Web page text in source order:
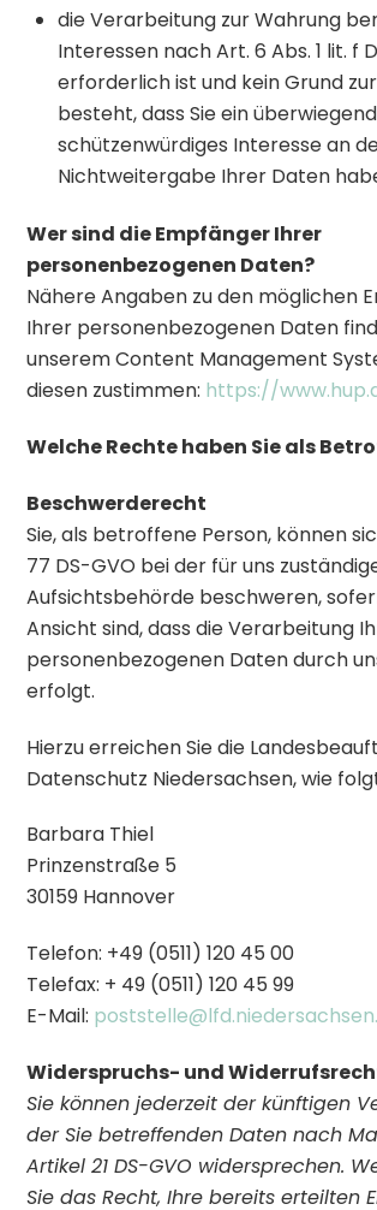
die Verarbeitung zur Wahrung
Interessen nach Art. 6 Abs. 1 lit. f
erforderlich ist und kein Grund
besteht, dass Sie ein
schützenwürdiges Interesse an
Nichtweitergabe Ihrer Daten
Wer sind die Empfänger Ihrer
personenbezogenen Daten?
Nähere Angaben zu den möglichen
Ihrer personenbezogenen Daten
unserem Content Management
diesen zustimmen: https://
Welche Rechte haben Sie als
Beschwerderecht
Sie, als betroffene Person, können
77 DS-GVO bei der für uns
Aufsichtsbehörde beschweren,
Ansicht sind, dass die Verarbeitung
personenbezogenen Daten durch
erfolgt.
Hierzu erreichen Sie die
Datenschutz Niedersachsen, wie
Barbara Thiel
Prinzenstraße 5
30159 Hannover
Telefon: +49 (0511) 120 45 00
Telefax: + 49 (0511) 120 45 99
E-Mail:
Widerspruchs- und
Sie können jederzeit der künftigen
der Sie betreffenden Daten nach
Artikel 21 DS-GVO widersprechen.
Sie das Recht, Ihre bereits erteilten